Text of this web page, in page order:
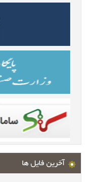
آخرین فایل ها